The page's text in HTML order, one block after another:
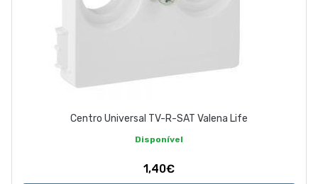
Centro Universal TV-R-SAT Valena Life
Disponível
1,40€